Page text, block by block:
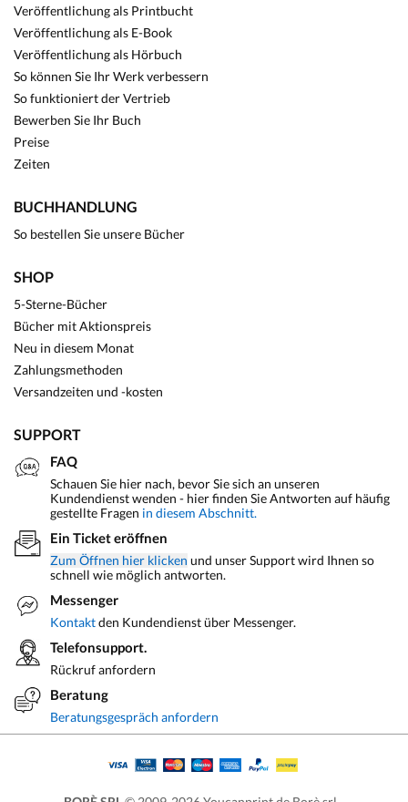
Veröffentlichung als Printbucht
Veröffentlichung als E-Book
Veröffentlichung als Hörbuch
So können Sie Ihr Werk verbessern
So funktioniert der Vertrieb
Bewerben Sie Ihr Buch
Preise
Zeiten
BUCHHANDLUNG
So bestellen Sie unsere Bücher
SHOP
5-Sterne-Bücher
Bücher mit Aktionspreis
Neu in diesem Monat
Zahlungsmethoden
Versandzeiten und -kosten
SUPPORT
FAQ
Schauen Sie hier nach, bevor Sie sich an unseren
Kundendienst wenden - hier finden Sie Antworten auf häufig
gestellte Fragen in diesem Abschnitt.
Ein Ticket eröffnen
Zum Öffnen hier klicken und unser Support wird Ihnen so
schnell wie möglich antworten.
Messenger
Kontaktden Kundendienst über Messenger.
Telefonsupport.
Rückruf anfordern
Beratung
Beratungsgespräch anfordern